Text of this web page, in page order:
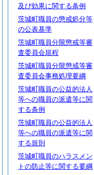
及び効果に関する条例
茨城町職員の懲戒処分等
の公表基準
茨城町職員分限懲戒等審
査委員会規程
茨城町職員分限懲戒等審
査委員会事務処理要綱
茨城町職員の公益的法人
等への職員の派遣等に関
する条例
茨城町職員の公益的法人
等への職員の派遣等に関
する規則
茨城町職員のハラスメン
トの防止等に関する要綱